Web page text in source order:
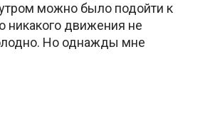
можно было подойти к
никакого движения не
Но однажды мне